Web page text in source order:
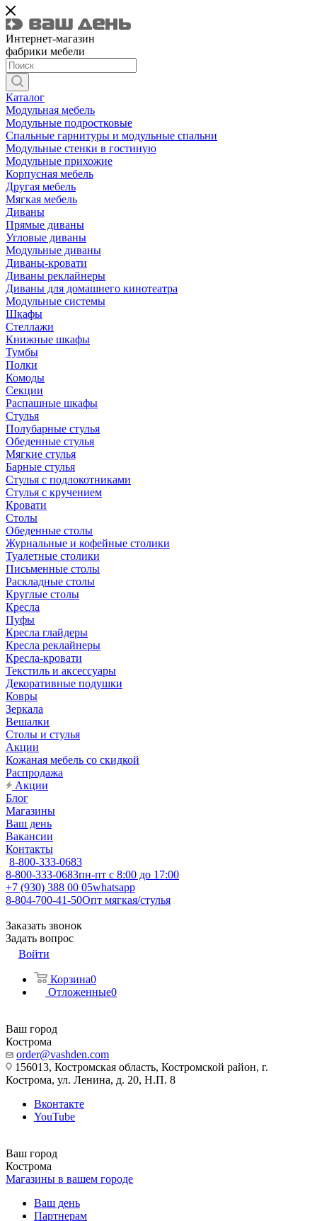
Интернет-магазин
фабрики мебели
Каталог
Модульная мебель
Модульные подростковые
Спальные гарнитуры и модульные спальни
Модульные стенки в гостиную
Модульные прихожие
Корпусная мебель
Другая мебель
Мягкая мебель
Диваны
Прямые диваны
Угловые диваны
Модульные диваны
Диваны-кровати
Диваны реклайнеры
Диваны для домашнего кинотеатра
Модульные системы
Шкафы
Стеллажи
Книжные шкафы
Тумбы
Полки
Комоды
Секции
Распашные шкафы
Стулья
Полубарные стулья
Обеденные стулья
Мягкие стулья
Барные стулья
Стулья с подлокотниками
Стулья с кручением
Кровати
Столы
Обеденные столы
Журнальные и кофейные столики
Туалетные столики
Письменные столы
Раскладные столы
Круглые столы
Кресла
Пуфы
Кресла глайдеры
Кресла реклайнеры
Кресла-кровати
Текстиль и аксессуары
Декоративные подушки
Ковры
Зеркала
Вешалки
Столы и стулья
Акции
Кожаная мебель со скидкой
Распродажа
Акции
Блог
Магазины
Ваш день
Вакансии
Контакты
8-800-333-0683
8-800-333-0683пн-пт с 8:00 до 17:00
+7 (930) 388 00 05whatsapp
8-804-700-41-50Опт мягкая/стулья
Заказать звонок
Задать вопрос
Войти
Корзина0
Отложенные0
Ваш город
Кострома
order@vashden.com
156013, Костромская область, Костромской район, г.
Кострома, ул. Ленина, д. 20, Н.П. 8
Вконтакте
YouTube
Ваш город
Кострома
Магазины в вашем городе
Ваш день
Партнерам